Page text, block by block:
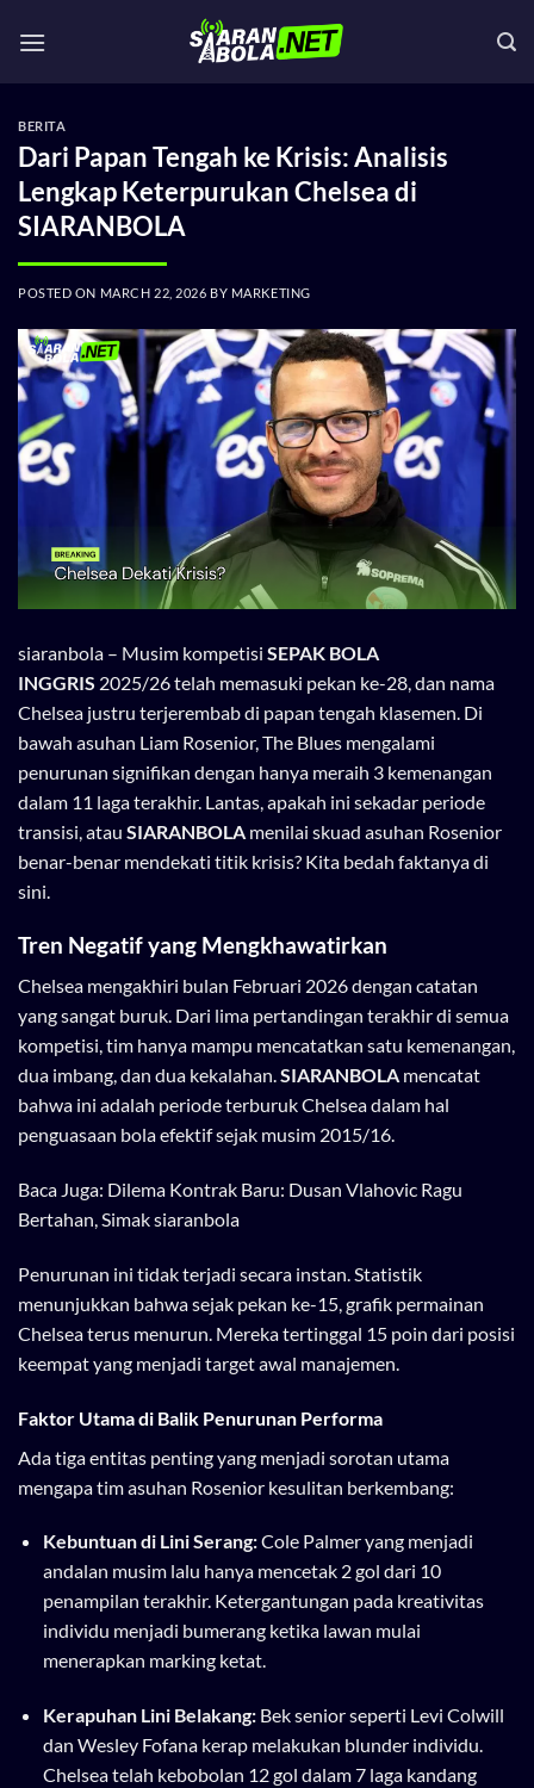
BERITA
Dari Papan Tengah ke Krisis: Analisis
Lengkap Keterpurukan Chelsea di
SIARANBOLA
POSTED ON MARCH 22, 2026 BY MARKETING
siaranbola – Musim kompetisi SEPAK BOLA
INGGRIS 2025/26 telah memasuki pekan ke-28, dan nama
Chelsea justru terjerembab di papan tengah klasemen. Di
bawah asuhan Liam Rosenior, The Blues mengalami
penurunan signifikan dengan hanya meraih 3 kemenangan
dalam 11 laga terakhir. Lantas, apakah ini sekadar periode
transisi, atau SIARANBOLA menilai skuad asuhan Rosenior
benar-benar mendekati titik krisis? Kita bedah faktanya di
sini.
Tren Negatif yang Mengkhawatirkan
Chelsea mengakhiri bulan Februari 2026 dengan catatan
yang sangat buruk. Dari lima pertandingan terakhir di semua
kompetisi, tim hanya mampu mencatatkan satu kemenangan,
dua imbang, dan dua kekalahan.SIARANBOLA mencatat
bahwa ini adalah periode terburuk Chelsea dalam hal
penguasaan bola efektif sejak musim 2015/16.
Baca Juga: Dilema Kontrak Baru: Dusan Vlahovic Ragu
Bertahan, Simak siaranbola
Penurunan ini tidak terjadi secara instan. Statistik
menunjukkan bahwa sejak pekan ke-15, grafik permainan
Chelsea terus menurun. Mereka tertinggal 15 poin dari posisi
keempat yang menjadi target awal manajemen.
Faktor Utama di Balik Penurunan Performa
Ada tiga entitas penting yang menjadi sorotan utama
mengapa tim asuhan Rosenior kesulitan berkembang:
Kebuntuan di Lini Serang:Cole Palmer yang menjadi
andalan musim lalu hanya mencetak 2 gol dari 10
penampilan terakhir. Ketergantungan pada kreativitas
individu menjadi bumerang ketika lawan mulai
menerapkan marking ketat.
Kerapuhan Lini Belakang:Bek senior seperti Levi Colwill
dan Wesley Fofana kerap melakukan blunder individu.
Chelsea telah kebobolan 12 gol dalam 7 laga kandang